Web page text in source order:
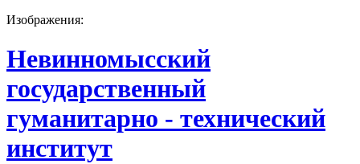
Изображения:
Невинномысский
государственный
гуманитарно - технический
институт